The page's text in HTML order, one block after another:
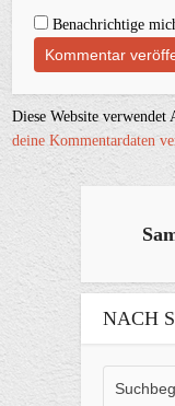
Benachrichtige
Diese Website
deine Kommentardaten
NACH